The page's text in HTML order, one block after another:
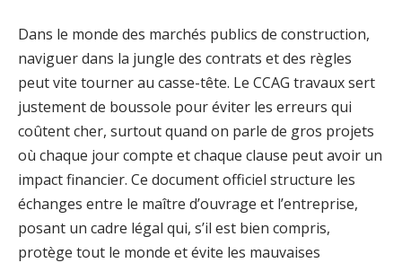
Dans le monde des marchés publics de construction,
naviguer dans la jungle des contrats et des règles
peut vite tourner au casse-tête. Le CCAG travaux sert
justement de boussole pour éviter les erreurs qui
coûtent cher, surtout quand on parle de gros projets
où chaque jour compte et chaque clause peut avoir un
impact financier. Ce document officiel structure les
échanges entre le maître d’ouvrage et l’entreprise,
posant un cadre légal qui, s’il est bien compris,
protège tout le monde et évite les mauvaises